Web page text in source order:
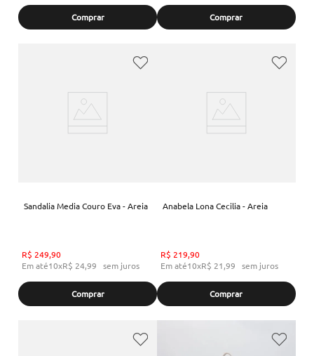
Comprar Comprar
Sandalia Media Couro Eva - Areia
R$ 249,90
Em até10xR$ 24,99 sem juros
Comprar
Anabela Lona Cecilia - Areia
R$ 219,90
Em até10xR$ 21,99 sem juros
Comprar